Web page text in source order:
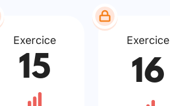
Exercice
15
Exercice
16